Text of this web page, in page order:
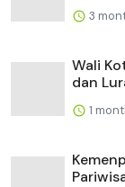
3
Wali
dan
1